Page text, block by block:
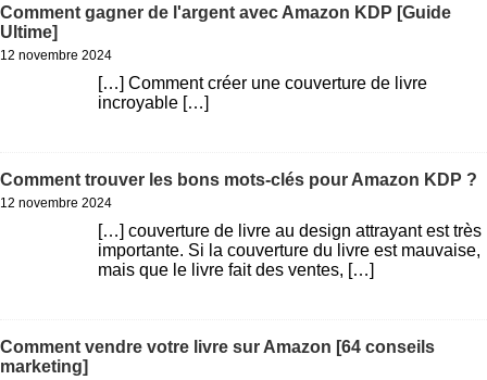
Comment gagner de l'argent avec Amazon KDP [Guide
Ultime]
12 novembre 2024
[…] Comment créer une couverture de livre
incroyable […]
Comment trouver les bons mots-clés pour Amazon KDP ?
12 novembre 2024
[…] couverture de livre au design attrayant est très
importante. Si la couverture du livre est mauvaise,
mais que le livre fait des ventes, […]
Comment vendre votre livre sur Amazon [64 conseils
marketing]